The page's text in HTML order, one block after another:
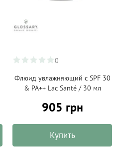
0
Флюид увлажняющий с SPF 30
& PA++ Lac Santé / 30 мл
905 грн
Купить